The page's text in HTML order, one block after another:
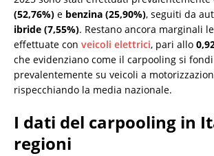
(52,76%) e benzina (25,90%), seguiti da
ibride (7,55%). Restano ancora marginali
effettuate con veicoli elettrici, pari allo
che evidenziano come il carpooling si
prevalentemente su veicoli a
rispecchiando la media nazionale.
I dati del carpooling in
regioni